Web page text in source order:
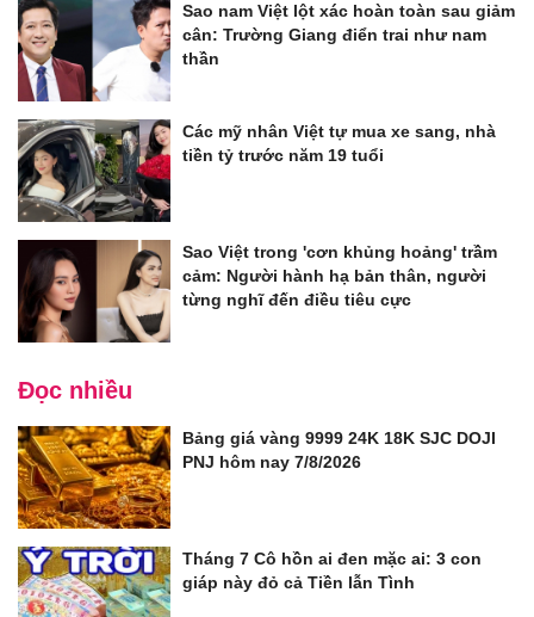
Sao nam Việt lột xác hoàn toàn sau giảm
cân: Trường Giang điển trai như nam
thần
Các mỹ nhân Việt tự mua xe sang, nhà
tiền tỷ trước năm 19 tuổi
Sao Việt trong 'cơn khủng hoảng' trầm
cảm: Người hành hạ bản thân, người
từng nghĩ đến điều tiêu cực
Đọc nhiều
Bảng giá vàng 9999 24K 18K SJC DOJI
PNJ hôm nay 7/8/2026
Tháng 7 Cô hồn ai đen mặc ai: 3 con
giáp này đỏ cả Tiền lẫn Tình